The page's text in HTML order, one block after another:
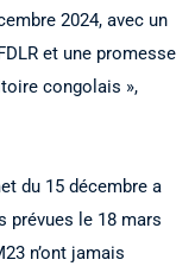
2024, avec un
et une promesse
congolais »,
du 15 décembre a
prévues le 18 mars
n’ont jamais